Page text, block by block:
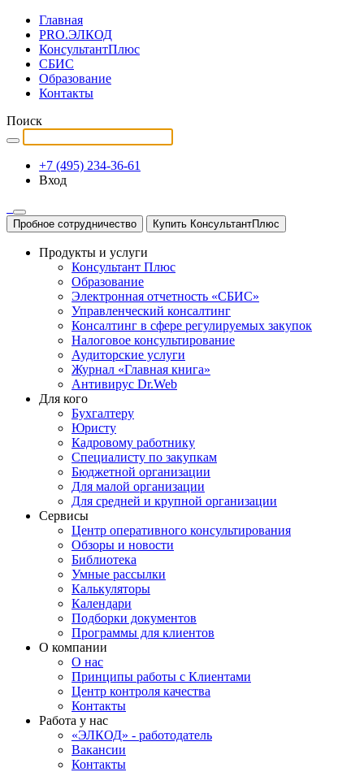
Главная
PRO.ЭЛКОД
КонсультантПлюс
СБИС
Образование
Контакты
Поиск
+7 (495) 234-36-61
Вход
Пробное сотрудничество Купить КонсультантПлюс
Продукты и услуги
Консультант Плюс
Образование
Электронная отчетность «СБИС»
Управленческий консалтинг
Консалтинг в сфере регулируемых закупок
Налоговое консультирование
Аудиторские услуги
Журнал «Главная книга»
Антивирус Dr.Web
Для кого
Бухгалтеру
Юристу
Кадровому работнику
Специалисту по закупкам
Бюджетной организации
Для малой организации
Для средней и крупной организации
Сервисы
Центр оперативного консультирования
Обзоры и новости
Библиотека
Умные рассылки
Калькуляторы
Календари
Подборки документов
Программы для клиентов
О компании
О нас
Принципы работы с Клиентами
Центр контроля качества
Контакты
Работа у нас
«ЭЛКОД» - работодатель
Вакансии
Контакты